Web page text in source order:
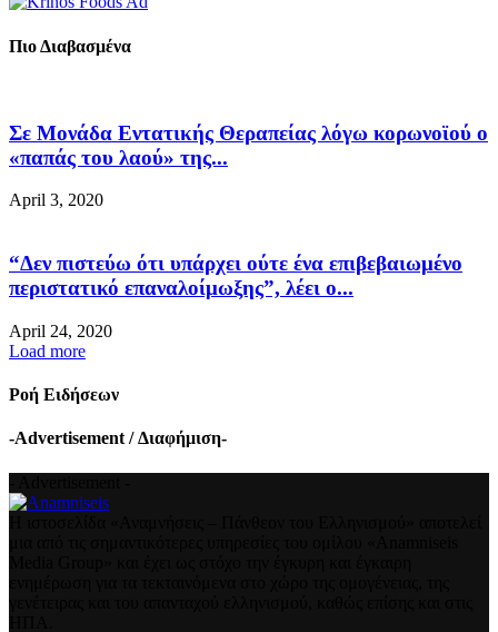
Πιο Διαβασμένα
Σε Μονάδα Εντατικής Θεραπείας λόγω κορωνοϊού ο
«παπάς του λαού» της...
April 3, 2020
“Δεν πιστεύω ότι υπάρχει ούτε ένα επιβεβαιωμένο
περιστατικό επαναλοίμωξης”, λέει ο...
April 24, 2020
Load more
Ροή Ειδήσεων
-Advertisement / Διαφήμιση-